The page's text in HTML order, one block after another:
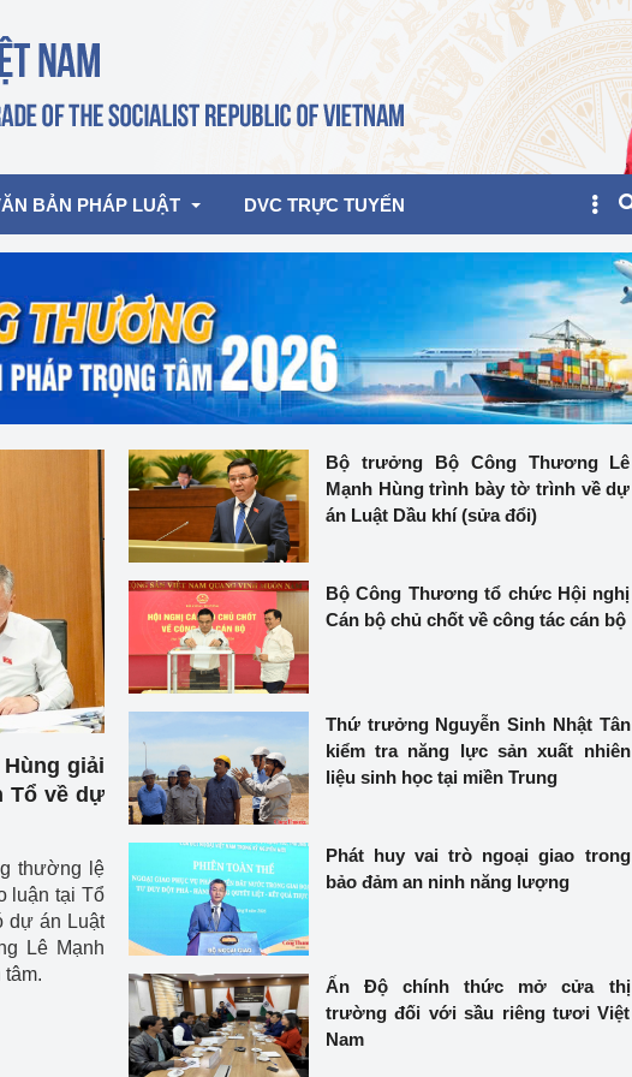
Hoạt động của lãnh đạo Đảng, Nhà
nước
Hoạt động của Lãnh đạo Bộ
Hoạt động của các đơn vị
nghiệp, Thương
2026
luận
Thông cáo báo chí
Điểm báo
Lâm Thủy sản
lực
Tổ chức kiểm định kỹ thuật an toàn lao
động thuộc thẩm quyền quản lý của
Bộ Công Thương
Tổ chức được cấp GCN đăng ký, hoạt
động kiểm định thiết bị, dụng cụ điện
làm việc ở môi trường không có nguy
hiểm khí, bụi nổ
Thương
Thương
tiết kiệm và
Hiệu quả năng lượng
BẢN PHÁP LUẬT
bản pháp quy
bản điều hành
bản hợp nhất
DVC TRỰC TUYẾN
giải
Tổ về dự
thường lệ
luận tại Tổ
dự án Luật
Lê Mạnh
Bộ trưởng Bộ Công Thương Lê
Mạnh Hùng trình bày tờ trình về dự
án Luật Dầu khí (sửa đổi)
Bộ Công Thương tổ chức Hội nghị
Cán bộ chủ chốt về công tác cán bộ
Thứ trưởng Nguyễn Sinh Nhật Tân
kiểm tra năng lực sản xuất nhiên
liệu sinh học tại miền Trung
Phát huy vai trò ngoại giao trong
bảo đảm an ninh năng lượng
Ấn Độ chính thức mở cửa thị
trường đối với sầu riêng tươi Việt
Nam